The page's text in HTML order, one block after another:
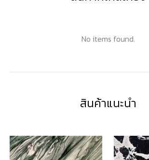
No items found.
สินค้าแนะนำ